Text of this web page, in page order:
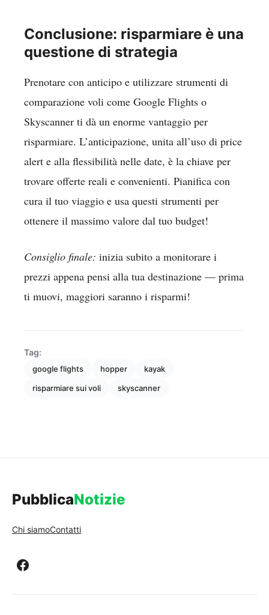
Conclusione: risparmiare è una
questione di strategia
Prenotare con anticipo e utilizzare strumenti di
comparazione voli come Google Flights o
Skyscanner ti dà un enorme vantaggio per
risparmiare. L’anticipazione, unita all’uso di price
alert e alla flessibilità nelle date, è la chiave per
trovare offerte reali e convenienti. Pianifica con
cura il tuo viaggio e usa questi strumenti per
ottenere il massimo valore dal tuo budget!
Consiglio finale: inizia subito a monitorare i
prezzi appena pensi alla tua destinazione — prima
ti muovi, maggiori saranno i risparmi!
Tag:
google flights hopper
kayak
risparmiare sui voli
skyscanner
PubblicaNotizie
Chi siamoContatti